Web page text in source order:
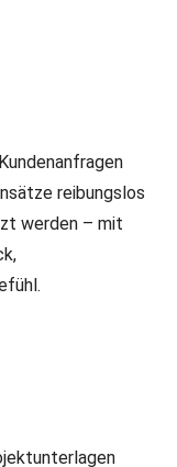
reibungslos
werden – mit